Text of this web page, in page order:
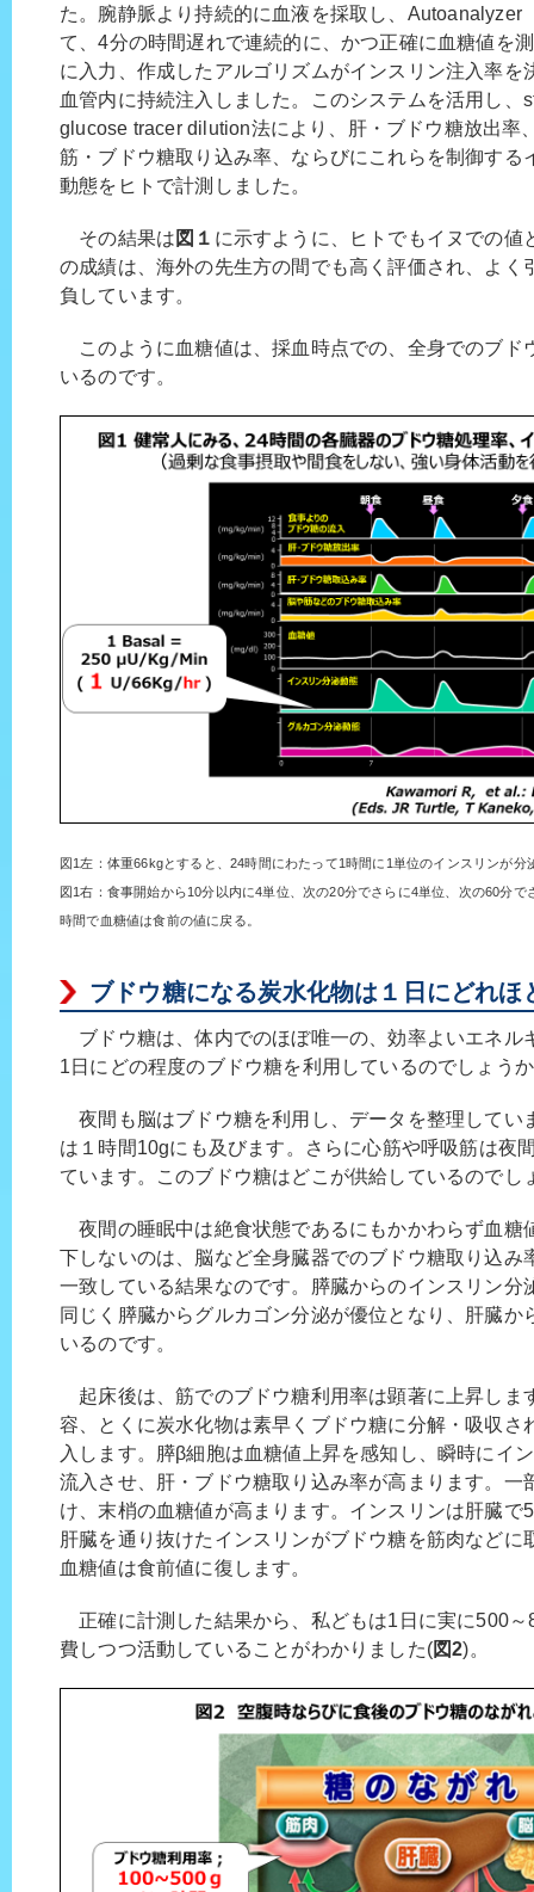
た。腕静脈より持続的に血液を採取し、Autoanalyzer
て、4分の時間遅れで連続的に、かつ正確に血糖値を
に入力、作成したアルゴリズムがインスリン注入率を
血管内に持続注入しました。このシステムを活用し
glucose tracer dilution法により、肝・ブドウ糖放出率
筋・ブドウ糖取り込み率、ならびにこれらを制御する
動態をヒトで計測しました。
その結果は 図１ に示すように、ヒトでもイヌでの値
の成績は、海外の先生方の間でも高く評価され、よく
負しています。
このように血糖値は、採血時点での、全身でのブド
いるのです。
図1左：体重66kgとすると、24時間にわたって1時間に1単位のインスリンが分
図1右：食事開始から10分以内に4単位、次の20分でさらに4単位、次の60分
時間で血糖値は食前の値に戻る。
ブドウ糖になる炭水化物は１日にどれほ
ブドウ糖は、体内でのほぼ唯一の、効率よいエネル
1日にどの程度のブドウ糖を利用しているのでしょう
夜間も脳はブドウ糖を利用し、データを整理してい
は１時間10gにも及びます。さらに心筋や呼吸筋は夜
ています。このブドウ糖はどこが供給しているのでし
夜間の睡眠中は絶食状態であるにもかかわらず血糖
下しないのは、脳など全身臓器でのブドウ糖取り込み
一致している結果なのです。膵臓からのインスリン分
同じく膵臓からグルカゴン分泌が優位となり、肝臓か
いるのです。
起床後は、筋でのブドウ糖利用率は顕著に上昇しま
容、とくに炭水化物は素早くブドウ糖に分解・吸収さ
入します。膵β細胞は血糖値上昇を感知し、瞬時にイ
流入させ、肝・ブドウ糖取り込み率が高まります。一
け、末梢の血糖値が高まります。インスリンは肝臓で
肝臓を通り抜けたインスリンがブドウ糖を筋肉などに
血糖値は食前値に復します。
正確に計測した結果から、私どもは1日に実に500
費しつつ活動していることがわかりました(図2)。